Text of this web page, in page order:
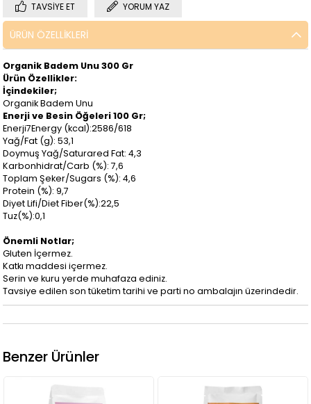
TAVSIYE ET YORUM YAZ
ÜRÜN ÖZELLIKLERI
Organik Badem Unu 300 Gr
Ürün Özellikler:
İçindekiler;
Organik Badem Unu
Enerji ve Besin Öğeleri 100 Gr;
Enerji7Energy (kcal):2586/618
Yağ/Fat (g): 53,1
Doymuş Yağ/Saturared Fat: 4,3
Karbonhidrat/Carb (%): 7,6
Toplam Şeker/Sugars (%): 4,6
Protein (%): 9,7
Diyet Lifi/Diet Fiber(%):22,5
Tuz(%):0,1
Önemli Notlar;
Gluten İçermez.
Katkı maddesi içermez.
Serin ve kuru yerde muhafaza ediniz.
Tavsiye edilen son tüketim tarihi ve parti no ambalajın üzerindedir.
Benzer Ürünler